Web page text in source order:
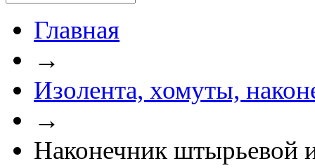
Главная
→
Изолента, хомуты,
→
Наконечник штырьевой